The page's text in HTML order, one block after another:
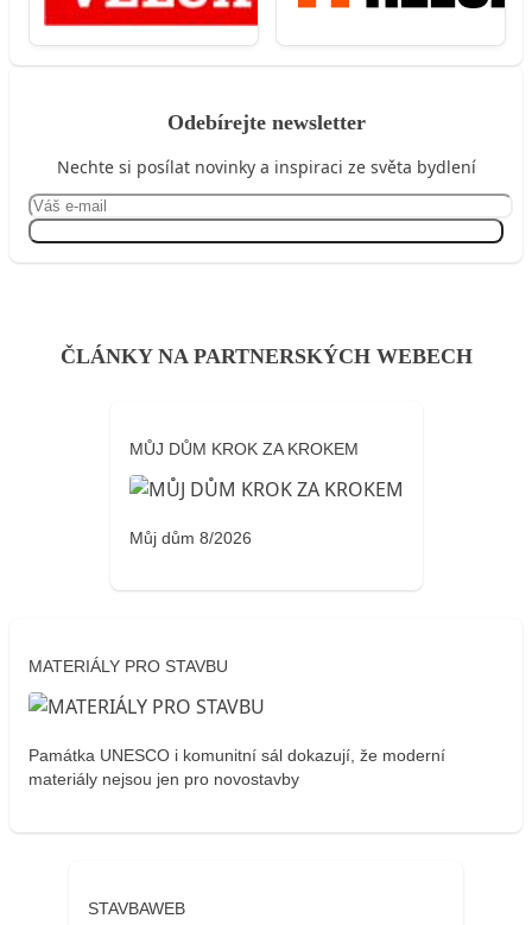
Odebírejte newsletter
Nechte si posílat novinky a inspiraci ze světa bydlení
ČLÁNKY NA PARTNERSKÝCH WEBECH
MŮJ DŮM KROK ZA KROKEM
Můj dům 8/2026
MATERIÁLY PRO STAVBU
Památka UNESCO i komunitní sál dokazují, že moderní
materiály nejsou jen pro novostavby
STAVBAWEB